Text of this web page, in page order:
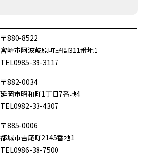
〒880-8522
宮崎市阿波岐原町野間311番地1
TEL0985-39-3117
〒882-0034
延岡市昭和町1丁目7番地4
TEL0982-33-4307
〒885-0006
都城市吉尾町2145番地1
TEL0986-38-7500